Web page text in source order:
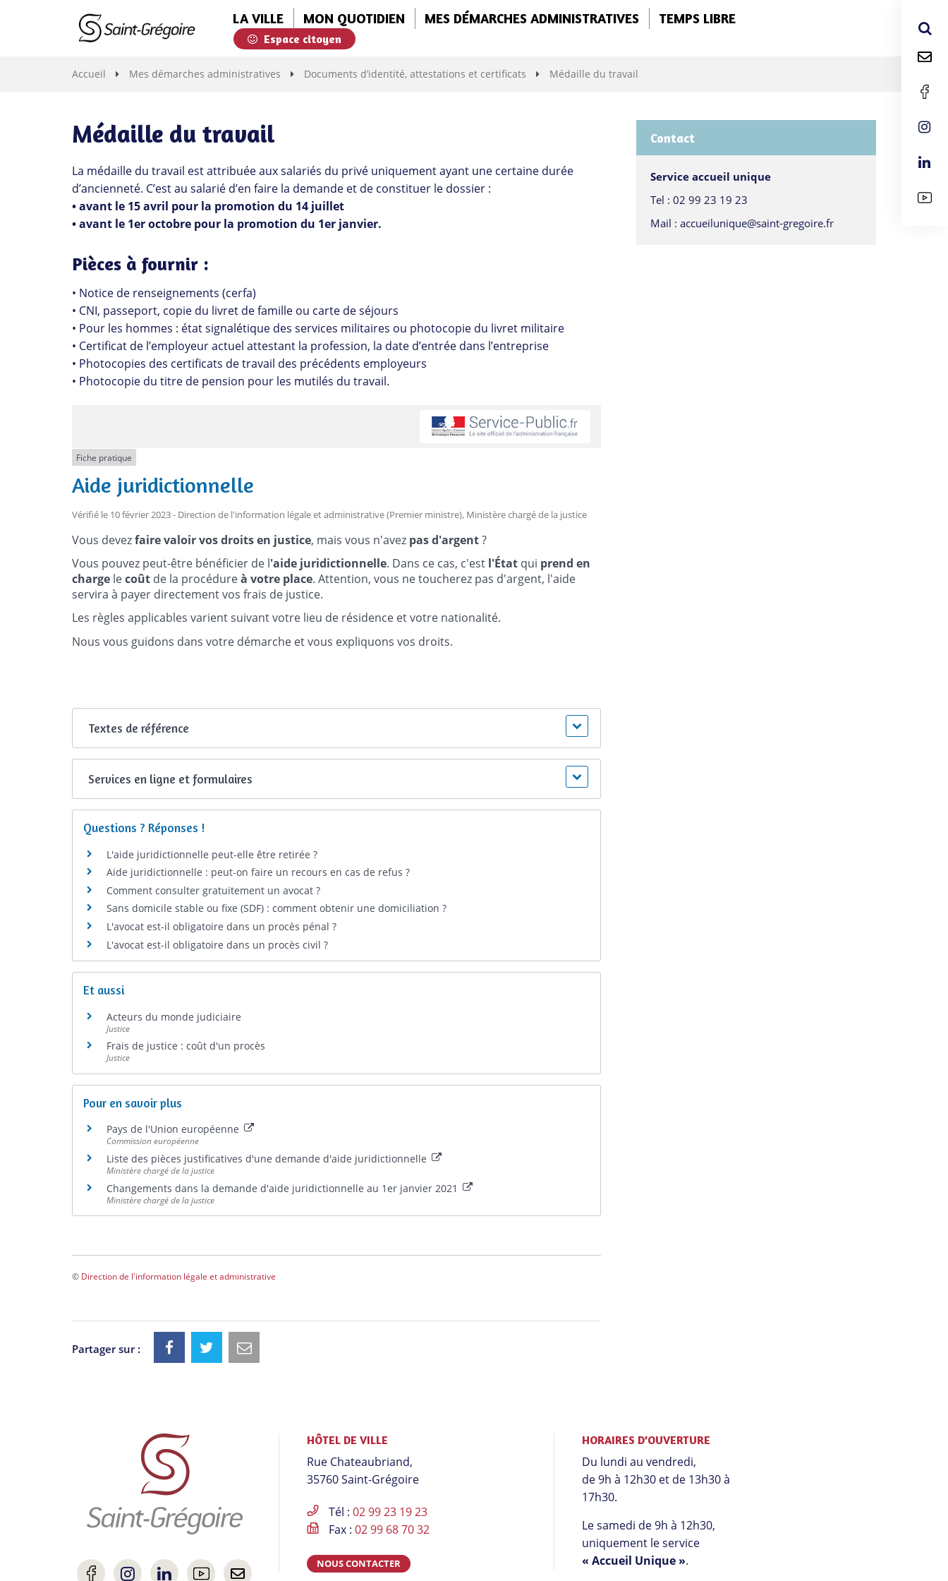
Grégoire
LA VILLE MON QUOTIDIEN MES DÉMARCHES ADMINISTRATIVES TEMPS LIBRE
Espace citoyen
Accueil Mes démarches administratives Documents d’identité, attestations et certificats Médaille du travail
Médaille du travail
La médaille du travail est attribuée aux salariés du privé uniquement ayant une certaine durée
d’ancienneté. C’est au salarié d’en faire la demande et de constituer le dossier :
• avant le 15 avril pour la promotion du 14 juillet
• avant le 1er octobre pour la promotion du 1er janvier.
Pièces à fournir :
• Notice de renseignements (cerfa)
• CNI, passeport, copie du livret de famille ou carte de séjours
• Pour les hommes : état signalétique des services militaires ou photocopie du livret militaire
• Certificat de l’employeur actuel attestant la profession, la date d’entrée dans l’entreprise
• Photocopies des certificats de travail des précédents employeurs
• Photocopie du titre de pension pour les mutilés du travail.
Fiche pratique
Aide juridictionnelle
Vérifié le 10 février 2023 - Direction de l'information légale et administrative (Premier ministre), Ministère chargé de la justice
Vous devezfaire valoir vos droits en justice, mais vous n'avez pas d'argent?
Vous pouvez peut-être bénéficier de l'aide juridictionnelle. Dans ce cas, c'est l'État qui prend en
charge lecoût de la procédureà votre place. Attention, vous ne toucherez pas d'argent, l'aide
servira à payer directement vos frais de justice.
Les règles applicables varient suivant votre lieu de résidence et votre nationalité.
Nous vous guidons dans votre démarche et vous expliquons vos droits.
Textes de référence
Services en ligne et formulaires
Questions ? Réponses !
L'aide juridictionnelle peut-elle être retirée ?
Aide juridictionnelle : peut-on faire un recours en cas de refus ?
Comment consulter gratuitement un avocat ?
Sans domicile stable ou fixe (SDF) : comment obtenir une domiciliation ?
L'avocat est-il obligatoire dans un procès pénal ?
L'avocat est-il obligatoire dans un procès civil ?
Et aussi
Acteurs du monde judiciaire
Justice
Frais de justice : coût d'un procès
Justice
Pour en savoir plus
Pays de l'Union européenne
Commission européenne
Liste des pièces justificatives d'une demande d'aide juridictionnelle
Ministère chargé de la justice
Changements dans la demande d'aide juridictionnelle au 1er janvier 2021
Ministère chargé de la justice
© Direction de l'information légale et administrative
Contact
Service accueil unique
Tel : 02 99 23 19 23
Mail : accueilunique@saint-gregoire.fr
Partager sur :
Informations
HÔTEL DE VILLE
Rue Chateaubriand,
35760 Saint-Grégoire
Tél : 02 99 23 19 23
Fax : 02 99 68 70 32
NOUS CONTACTER
HORAIRES D’OUVERTURE
Du lundi au vendredi,
de 9h à 12h30 et de 13h30 à
17h30.
Le samedi de 9h à 12h30,
uniquement le service
« Accueil Unique ».